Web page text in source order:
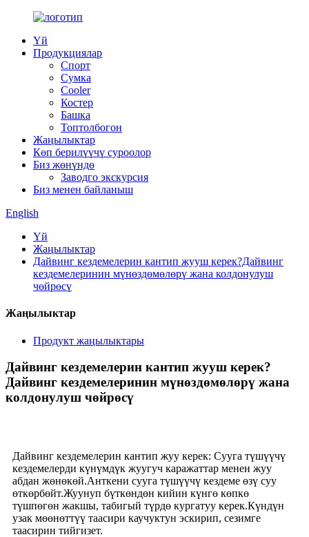
Үй
Продукциялар
Спорт
Сумка
Cooler
Костер
Башка
Топтолбогон
Жаңылыктар
Көп берилүүчү суроолор
Биз жөнүндө
Заводго экскурсия
Биз менен байланыш
English
Үй
Жаңылыктар
Дайвинг кездемелерин кантип жууш керек?Дайвинг
кездемелеринин мүнөздөмөлөрү жана колдонулуш
чөйрөсү
Жаңылыктар
Продукт жаңылыктары
Дайвинг кездемелерин кантип жууш керек?
Дайвинг кездемелеринин мүнөздөмөлөрү жана
колдонулуш чөйрөсү
Дайвинг кездемелерин кантип жуу керек: Сууга түшүүчү
кездемелерди күнүмдүк жуугуч каражаттар менен жуу
абдан жөнөкөй.Анткени сууга түшүүчү кездеме өзү суу
өткөрбөйт.Жуунуп бүткөндөн кийин күнгө көпкө
түшпөгөн жакшы, табигый түрдө кургатуу керек.Күндүн
узак мөөнөттүү таасири каучуктун эскирип, сезимге
таасирин тийгизет.